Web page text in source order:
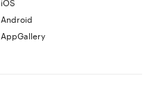
Android
AppGallery